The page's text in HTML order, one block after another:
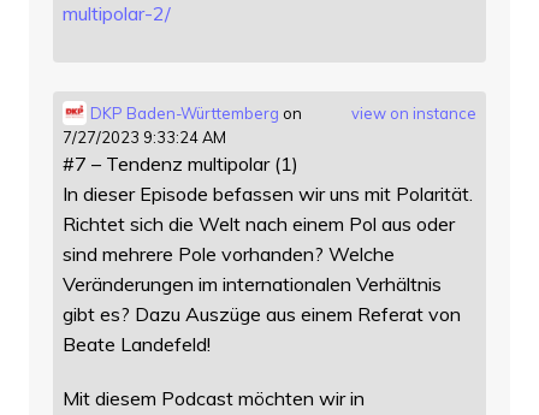
multipolar-2/
view on instance
DKP Baden-Württemberg on
7/27/2023 9:33:24 AM
#7 – Tendenz multipolar (1)
In dieser Episode befassen wir uns mit Polarität.
Richtet sich die Welt nach einem Pol aus oder
sind mehrere Pole vorhanden? Welche
Veränderungen im internationalen Verhältnis
gibt es? Dazu Auszüge aus einem Referat von
Beate Landefeld!
Mit diesem Podcast möchten wir in